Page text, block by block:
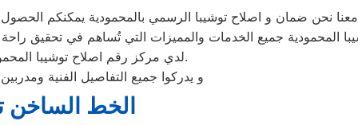
معنا نحن ضمان و اصلاح توشيبا الرسمي بالمحمودية يمكنكم الحصول
لدي مركز رقم اصلاح توشيبا المحمودية من هم علي درجة عاليه من المهارة.
و يدركوا جميع التفاصيل الفنية
الخط الساخن